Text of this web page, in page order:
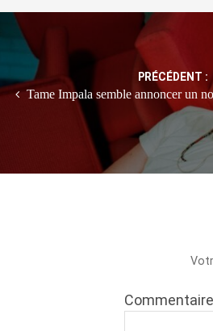
PRÉCÉDENT :
Tame Impala semble annoncer un
Commentaire